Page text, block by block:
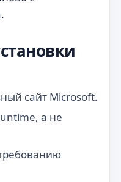
сайт Microsoft.
а не